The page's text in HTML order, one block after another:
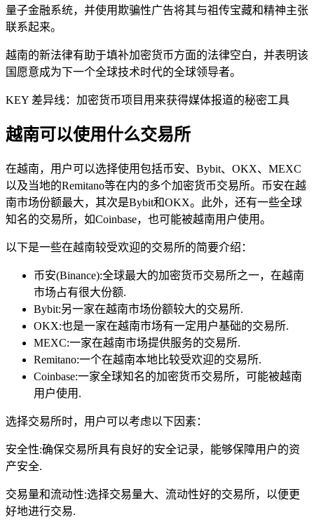
量子金融系统，并使用欺骗性广告将其与祖传宝藏和精神主张
联系起来。
越南的新法律有助于填补加密货币方面的法律空白，并表明该
国愿意成为下一个全球技术时代的全球领导者。
KEY 差异线：加密货币项目用来获得媒体报道的秘密工具
越南可以使用什么交易所
在越南，用户可以选择使用包括币安、Bybit、OKX、MEXC
以及当地的Remitano等在内的多个加密货币交易所。币安在越
南市场份额最大，其次是Bybit和OKX。此外，还有一些全球
知名的交易所，如Coinbase，也可能被越南用户使用。
以下是一些在越南较受欢迎的交易所的简要介绍：
币安(Binance):全球最大的加密货币交易所之一，在越南
市场占有很大份额.
Bybit:另一家在越南市场份额较大的交易所.
OKX:也是一家在越南市场有一定用户基础的交易所.
MEXC:一家在越南市场提供服务的交易所.
Remitano:一个在越南本地比较受欢迎的交易所.
Coinbase:一家全球知名的加密货币交易所，可能被越南
用户使用.
选择交易所时，用户可以考虑以下因素：
安全性:确保交易所具有良好的安全记录，能够保障用户的资
产安全.
交易量和流动性:选择交易量大、流动性好的交易所，以便更
好地进行交易.